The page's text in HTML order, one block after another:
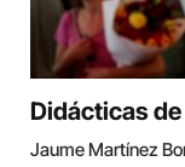
Didácticas
Jaume Martínez